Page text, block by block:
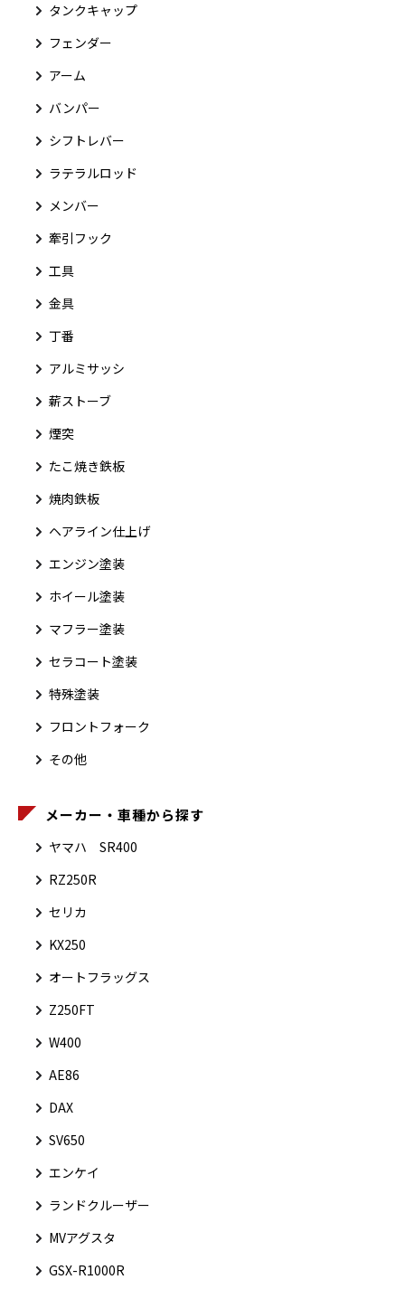
タンクキャップ
フェンダー
アーム
バンパー
シフトレバー
ラテラルロッド
メンバー
牽引フック
工具
金具
丁番
アルミサッシ
薪ストーブ
煙突
たこ焼き鉄板
焼肉鉄板
ヘアライン仕上げ
エンジン塗装
ホイール塗装
マフラー塗装
セラコート塗装
特殊塗装
フロントフォーク
その他
メーカー・車種から探す
ヤマハ SR400
RZ250R
セリカ
KX250
オートフラッグス
Z250FT
W400
AE86
DAX
SV650
エンケイ
ランドクルーザー
MVアグスタ
GSX-R1000R